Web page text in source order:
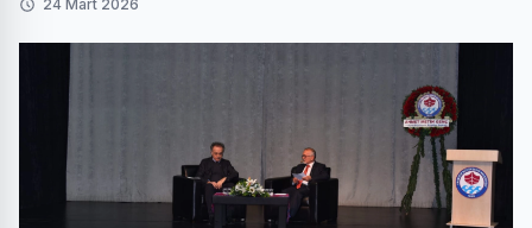
24 Mart 2026